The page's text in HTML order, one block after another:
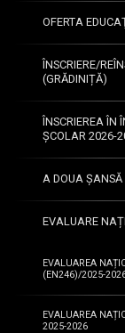
OFERTA
ÎNSCRIERE/
(GRĂDINIȚĂ)
ÎNSCRIEREA ÎN
ȘCOLAR 2026-
A DOUA ȘANSĂ
EVALUARE
EVALUAREA
(EN246)/2025-
EVALUAREA
2025-2026